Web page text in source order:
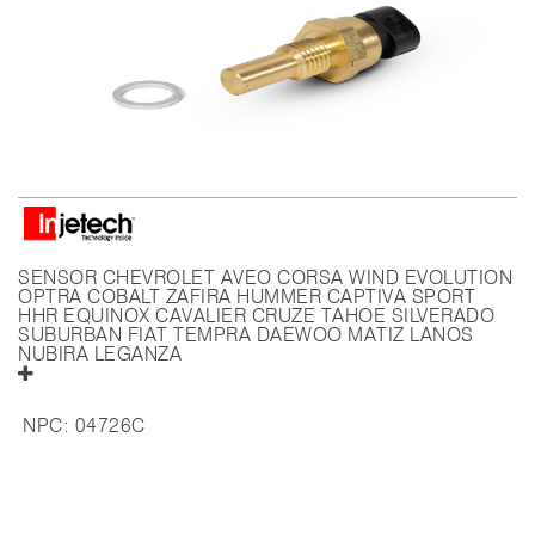
SENSOR CHEVROLET AVEO CORSA WIND EVOLUTION
OPTRA COBALT ZAFIRA HUMMER CAPTIVA SPORT
HHR EQUINOX CAVALIER CRUZE TAHOE SILVERADO
SUBURBAN FIAT TEMPRA DAEWOO MATIZ LANOS
NUBIRA LEGANZA
NPC: 04726C